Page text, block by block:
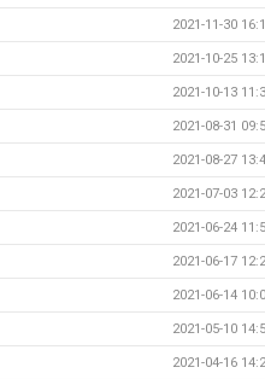
2021-11-30
2021-10-25
2021-10-13
2021-08-31
2021-08-27
2021-07-03
2021-06-24
2021-06-17
2021-06-14
2021-05-10
2021-04-16